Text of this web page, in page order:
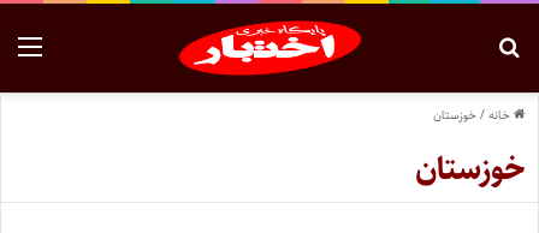
خانه/خوزستان
خوزستان